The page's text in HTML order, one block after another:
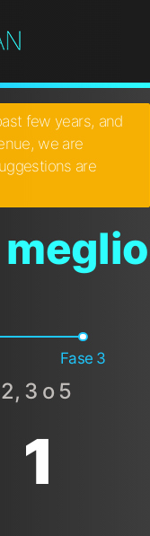
few years, and
we are
are
Fase 3
3 o 5
1